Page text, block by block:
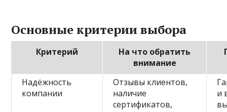
Основные критерии выбора
Критерий
На что обратить
внимание
Надёжность
компании
Отзывы клиентов,
наличие
сертификатов,
и